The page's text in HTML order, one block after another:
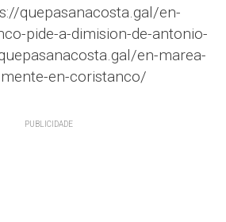
quepasanacosta.gal/en-
pide-a-dimision-de-antonio-
en-marea-
en-coristanco/